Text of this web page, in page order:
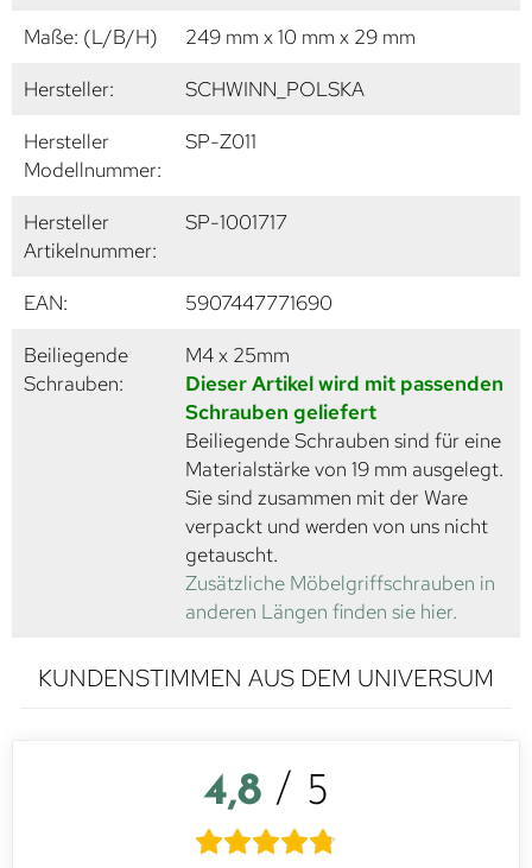
Maße: (L/B/H)
249 mm x 10 mm x 29 mm
Hersteller:
SCHWINN_POLSKA
Hersteller
Modellnummer:
SP-Z011
Hersteller
Artikelnummer:
SP-1001717
EAN:
5907447771690
Beiliegende
Schrauben:
M4 x 25mm
Dieser Artikel wird mit passenden
Schrauben geliefert
Beiliegende Schrauben sind für eine
Materialstärke von 19 mm ausgelegt.
Sie sind zusammen mit der Ware
verpackt und werden von uns nicht
getauscht.
Zusätzliche Möbelgriffschrauben in
anderen Längen finden sie hier.
KUNDENSTIMMEN AUS DEM UNIVERSUM
4,8 / 5